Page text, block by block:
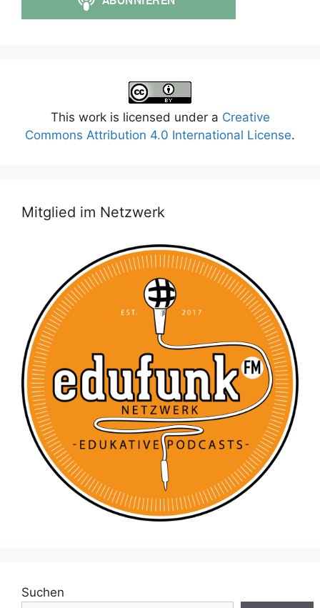
This work is licensed under a Creative
Commons Attribution 4.0 International License.
Mitglied im Netzwerk
Suchen